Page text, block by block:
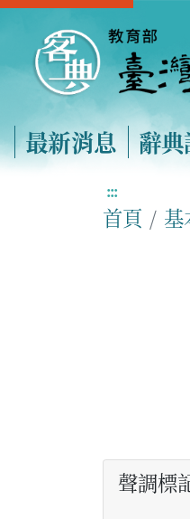
最新消息 辭
:::
首頁 基
聲調標